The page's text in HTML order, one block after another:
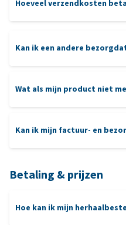
Hoeveel verzendkosten
Kan ik een andere
Wat als mijn product niet
Kan ik mijn factuur- en
Betaling & prijzen
Hoe kan ik mijn